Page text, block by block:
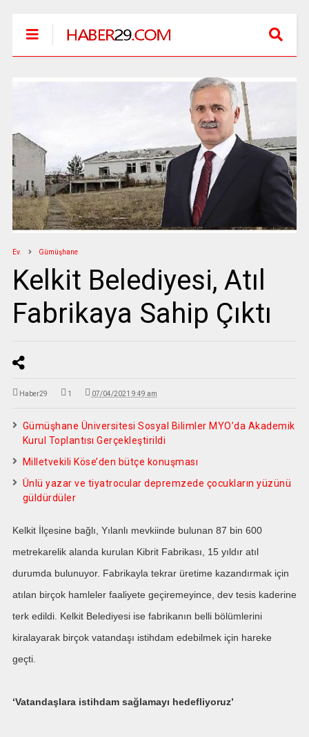
Ev. Gümüşhane
Kelkit Belediyesi, Atıl
Fabrikaya Sahip Çıktı
Haber29 1 07/04/2021 9:49 am
Gümüşhane Üniversitesi Sosyal Bilimler MYO’da Akademik
Kurul Toplantısı Gerçekleştirildi
Milletvekili Köse’den bütçe konuşması
Ünlü yazar ve tiyatrocular depremzede çocukların yüzünü
güldürdüler
Kelkit İlçesine bağlı, Yılanlı mevkiinde bulunan 87 bin 600
metrekarelik alanda kurulan Kibrit Fabrikası, 15 yıldır atıl
durumda bulunuyor. Fabrikayla tekrar üretime kazandırmak için
atılan birçok hamleler faaliyete geçiremeyince, dev tesis kaderine
terk edildi. Kelkit Belediyesi ise fabrikanın belli bölümlerini
kiralayarak birçok vatandaşı istihdam edebilmek için hareke
geçti.
‘Vatandaşlara istihdam sağlamayı hedefliyoruz’